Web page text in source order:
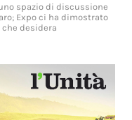
spazio di discussione
Expo ci ha dimostrato
desidera